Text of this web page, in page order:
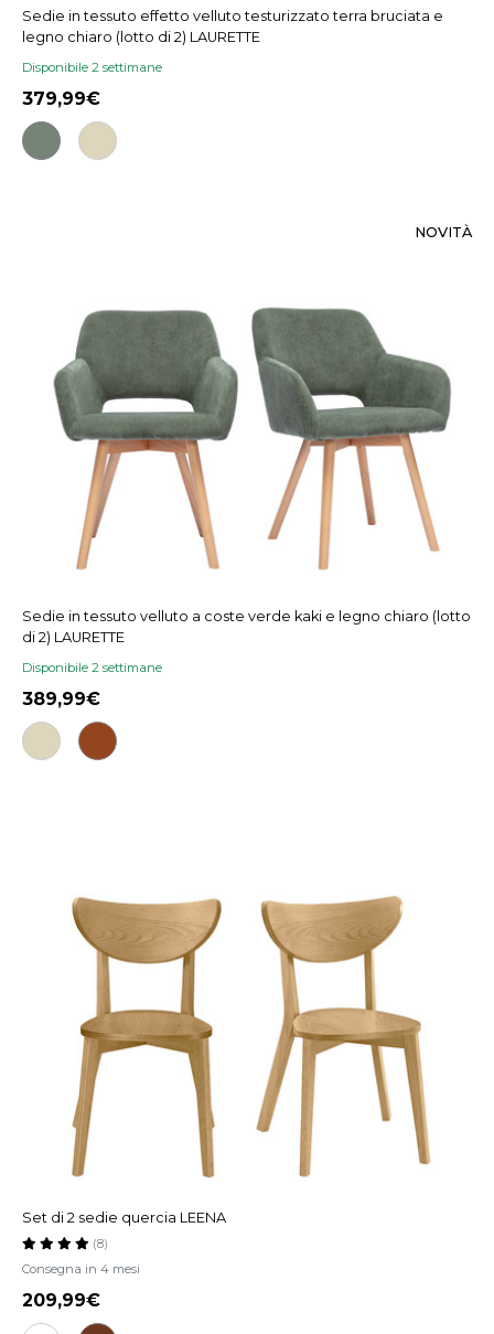
Sedie in tessuto effetto velluto testurizzato terra bruciata e
legno chiaro (lotto di 2) LAURETTE
Disponibile 2 settimane
379,99
NOVITÀ
Sedie in tessuto velluto a coste verde kaki e legno chiaro (lotto
di 2) LAURETTE
Disponibile 2 settimane
389,99
Set di 2 sedie quercia LEENA
Consegna in 4 mesi
(8)
209,99